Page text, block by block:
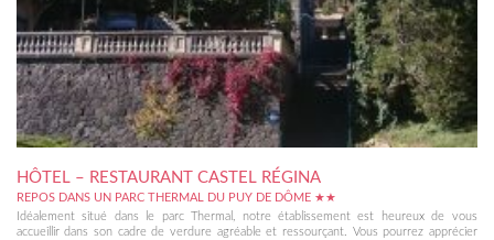
HÔTEL – RESTAURANT CASTEL RÉGINA
REPOS DANS UN PARC THERMAL DU PUY DE DÔME ★★
Idéalement situé dans le parc Thermal, notre établissement est heureux de vous
accueillir dans son cadre de verdure agréable et ressourçant. Vous pourrez apprécier